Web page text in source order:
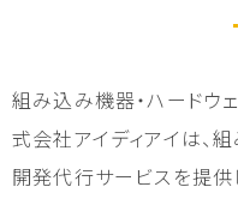
組み込み機器・ハード
式会社アイディアイは、
開発代行サービスを提供